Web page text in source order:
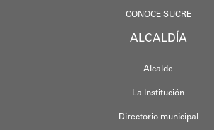
CONOCE SUCRE
ALCALDÍA
Alcalde
La Institución
Directorio municipal